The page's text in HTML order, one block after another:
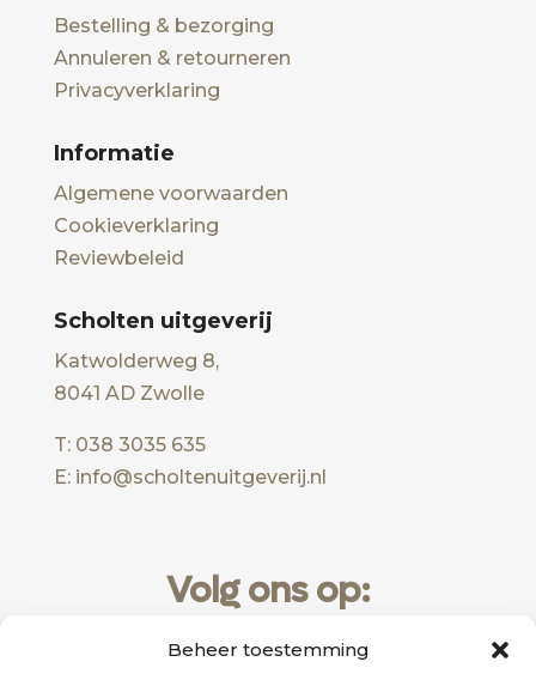
Beheer toestemming
Bestelling & bezorging
Annuleren & retourneren
Privacyverklaring
Informatie
Algemene voorwaarden
Cookieverklaring
Reviewbeleid
Scholten uitgeverij
Katwolderweg 8,
8041 AD Zwolle
T: 038 3035 635
E: info@scholtenuitgeverij.nl
Volg ons op: